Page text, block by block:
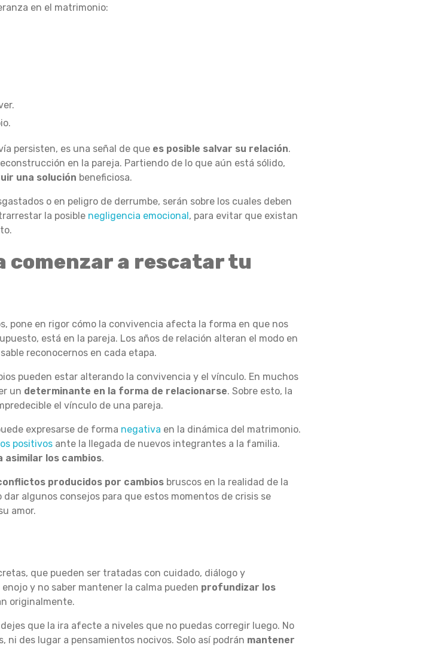
en el matrimonio:
persisten, es una señal de que es posible salvar su relación.
en la pareja. Partiendo de lo que aún está sólido,
una solución beneficiosa.
o en peligro de derrumbe, serán sobre los cuales deben
la posible negligencia emocional , para evitar que existan
comenzar a rescatar tu
pone en rigor cómo la convivencia afecta la forma en que nos
está en la pareja. Los años de relación alteran el modo en
reconocernos en cada etapa.
pueden estar alterando la convivencia y el vínculo. En muchos
un determinante en la forma de relacionarse. Sobre esto, la
el vínculo de una pareja.
expresarse de forma negativa en la dinámica del matrimonio.
positivos ante la llegada de nuevos integrantes a la familia.
asimilar los cambios.
producidos por cambios bruscos en la realidad de la
algunos consejos para que estos momentos de crisis se
amor.
que pueden ser tratadas con cuidado, diálogo y
y no saber mantener la calma pueden profundizar los
originalmente.
que la ira afecte a niveles que no puedas corregir luego. No
ni des lugar a pensamientos nocivos. Solo así podrán mantener